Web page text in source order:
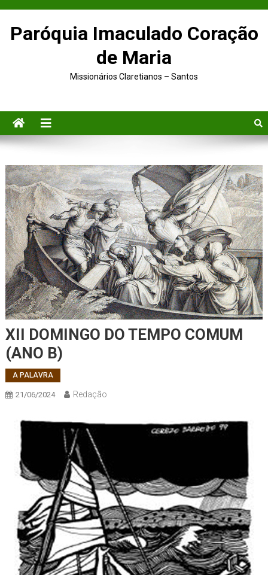
Paróquia Imaculado Coração
de Maria
Missionários Claretianos – Santos
XII DOMINGO DO TEMPO COMUM
(ANO B)
A PALAVRA
21/06/2024 Redação